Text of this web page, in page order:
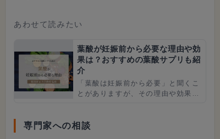
あわせて読みたい
葉酸が妊娠前から必要な理由や効
果は？おすすめの葉酸サプリも紹
介
「葉酸は妊娠前から必要」と聞くこ
とがありますが、その理由や効果は
摂取量、男性の摂取について、お
専門家への相談